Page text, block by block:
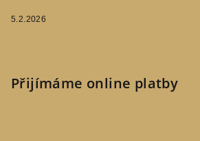
5.2.2026
Přijímáme online platby